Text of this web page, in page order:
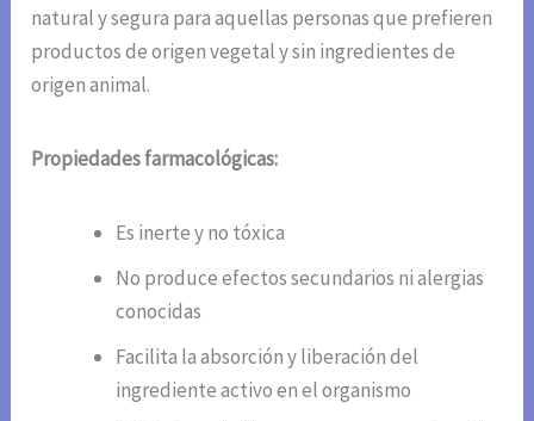
natural y segura para aquellas personas que prefieren
productos de origen vegetal y sin ingredientes de
origen animal.
Propiedades farmacológicas:
Es inerte y no tóxica
No produce efectos secundarios ni alergias
conocidas
Facilita la absorción y liberación del
ingrediente activo en el organismo